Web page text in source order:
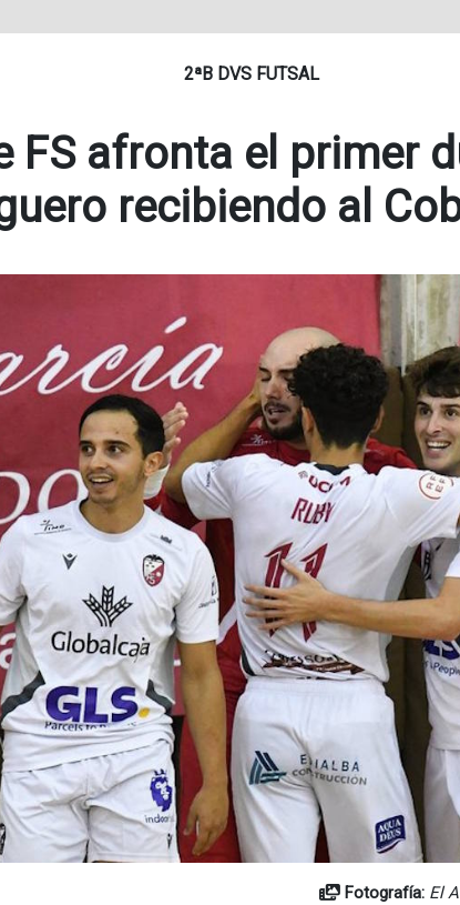
2ªB DVS FUTSAL
FS afronta el primer
recibiendo al
Fotografía: El